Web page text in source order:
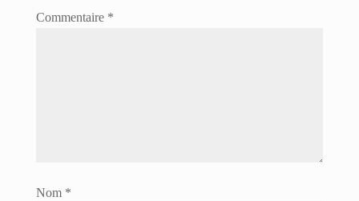
Commentaire *
Nom *